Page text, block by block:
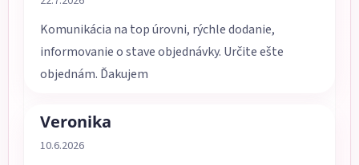
Komunikácia na top úrovni, rýchle dodanie,
informovanie o stave objednávky. Určite ešte
objednám. Ďakujem
Veronika
Hodnotenie obchodu je 5 z 5 hviezdičiek.
10.6.2026